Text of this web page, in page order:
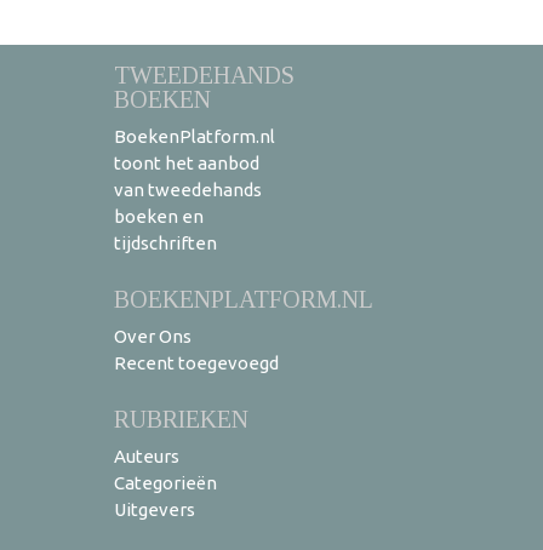
TWEEDEHANDS
BOEKEN
BoekenPlatform.nl
toont het aanbod
van tweedehands
boeken en
tijdschriften
BOEKENPLATFORM.NL
Over Ons
Recent toegevoegd
RUBRIEKEN
Auteurs
Categorieën
Uitgevers